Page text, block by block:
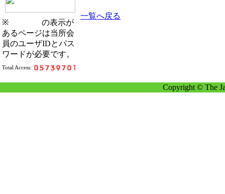
※
の表示が
あるページは当所会
員のユーザIDとパス
ワードが必要です。
Total Access:
一覧へ戻る
Copyright © The